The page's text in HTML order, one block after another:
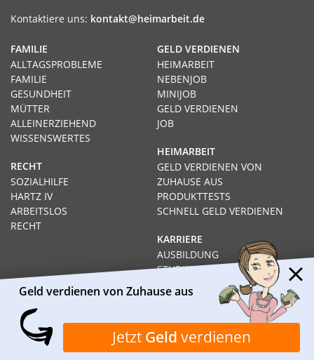
Kontaktiere uns: kontakt@heimarbeit.de
GELD VERDIENEN
HEIMARBEIT
NEBENJOB
MINIJOB
GELD VERDIENEN
JOB
HEIMARBEIT
GELD VERDIENEN VON
ZUHAUSE AUS
PRODUKTTESTS
SCHNELL GELD VERDIENEN
KARRIERE
AUSBILDUNG
STUDIUM
FERNSTUDIUM
GEHÄLTER
FAMILIE
ALLTAGSPROBLEME
FAMILIE
GESUNDHEIT
MÜTTER
ALLEINERZIEHEND
WISSENSWERTES
RECHT
SOZIALHILFE
HARTZ IV
ARBEITSLOS
RECHT
Impressum Datenschutz Kontakt
Über Heimarbeit.de
© 2026I❶I Heimarbeit.de
Geld verdienen von Zuhause aus
Jetzt Geld verdienen